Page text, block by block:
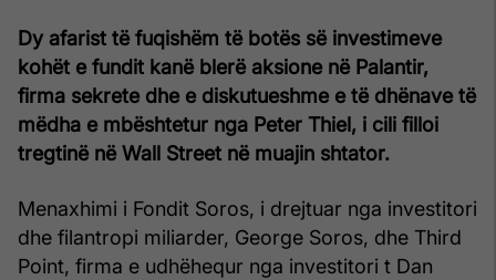
Dy afarist të fuqishëm të botës së investimeve
kohët e fundit kanë blerë aksione në Palantir,
firma sekrete dhe e diskutueshme e të dhënave të
mëdha e mbështetur nga Peter Thiel, i cili filloi
tregtinë në Wall Street në muajin shtator.
Menaxhimi i Fondit Soros, i drejtuar nga investitori
dhe filantropi miliarder, George Soros, dhe Third
Point, firma e udhëhequr nga investitori t Dan